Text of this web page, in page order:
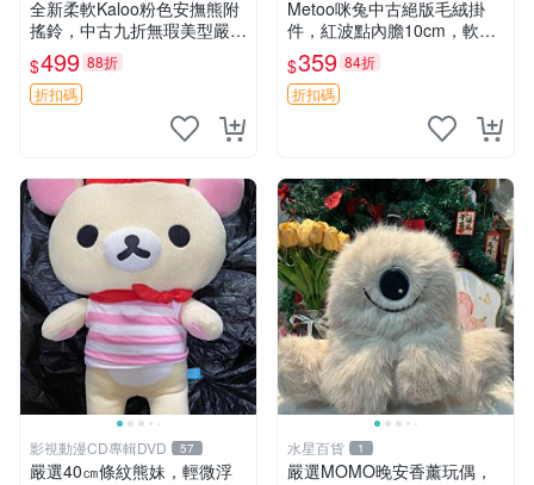
全新柔軟Kaloo粉色安撫熊附
搖鈴，中古九折無瑕美型嚴選
收藏 粉色 安撫 玩具
$499 88折
折扣碼
Metoo咪兔中古絕版毛絨掛
件，紅波點內膽10cm，軟糯
宜贈送收藏 咪熊 毛絨 掛件
$359 84折
折扣碼
影視動漫CD專輯DVD 57
嚴選40㎝條紋熊妹，輕微浮
水星百貨 1
嚴選MOMO晚安香薰玩偶，